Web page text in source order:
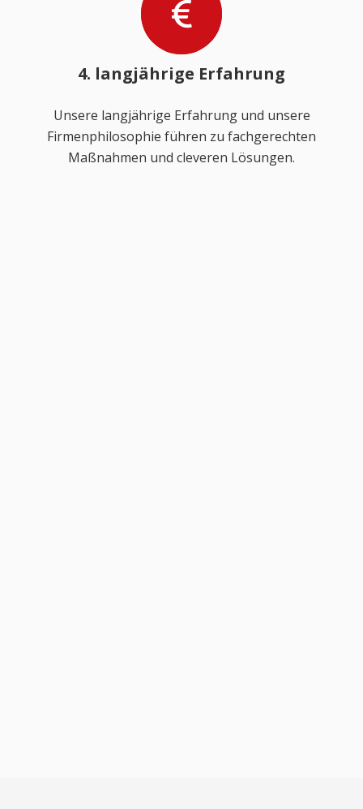
4. langjährige Erfahrung
Unsere langjährige Erfahrung und unsere
Firmenphilosophie führen zu fachgerechten
Maßnahmen und cleveren Lösungen.